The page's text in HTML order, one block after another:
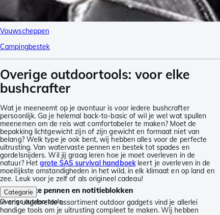
Vouwscheppen
Campingbestek
Overige outdoortools: voor elke
bushcrafter
Wat je meeneemt op je avontuur is voor iedere bushcrafter
persoonlijk. Ga je helemal back-to-basic of wil je wel wat spullen
meenemen om de reis wat comfortabeler te maken? Moet de
bepakking lichtgewicht zijn of zijn gewicht en formaat niet van
belang? Welk type je ook bent, wij hebben alles voor de perfecte
uitrusting. Van watervaste pennen en bestek tot spades en
gordelsnijders. Wil jij graag leren hoe je moet overleven in de
natuur? Hetgrote SAS survival handboekleert je overleven in de
moeilijkste omstandigheden in het wild, in elk klimaat en op land en
zee. Leuk voor je zelf of als origineel cadeau!
Watervaste pennen en notitieblokken
In ons uitgebreide assortiment outdoor gadgets vind je allerlei
handige tools om je uitrusting compleet te maken. Wij hebben
Categorie
Overige outdoortools